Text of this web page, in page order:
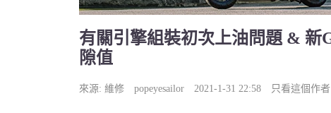
老
有關引擎組裝初次上油問題 & 新
隙值
來源: 維修 popeyesailor 2021-1-31 22:58 只看這個作者